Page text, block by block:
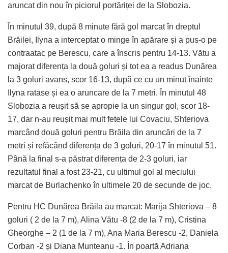
aruncat din nou în piciorul portăriței de la Slobozia.
În minutul 39, după 8 minute fără gol marcat în dreptul
Brăilei, Ilyna a interceptat o minge în apărare și a pus-o pe
contraatac pe Berescu, care a înscris pentru 14-13. Vătu a
majorat diferența la două goluri și tot ea a readus Dunărea
la 3 goluri avans, scor 16-13, după ce cu un minut înainte
Ilyna ratase și ea o aruncare de la 7 metri. În minutul 48
Slobozia a reușit să se apropie la un singur gol, scor 18-
17, dar n-au reușit mai mult fetele lui Covaciu, Shteriova
marcând două goluri pentru Brăila din aruncări de la 7
metri și refăcând diferența de 3 goluri, 20-17 în minutul 51.
Până la final s-a păstrat diferența de 2-3 goluri, iar
rezultatul final a fost 23-21, cu ultimul gol al meciului
marcat de Burlachenko în ultimele 20 de secunde de joc.
Pentru HC Dunărea Brăila au marcat: Marija Shteriova – 8
goluri ( 2 de la 7 m), Alina Vătu -8 (2 de la 7 m), Cristina
Gheorghe – 2 (1 de la 7 m), Ana Maria Berescu -2, Daniela
Corban -2 și Diana Munteanu -1. În poartă Adriana